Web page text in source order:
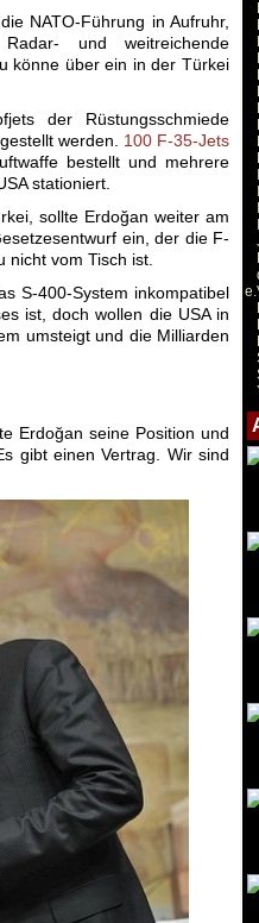
NATO-Führung in Aufruhr,
und weitreichende
könne über ein in der Türkei
der Rüstungsschmiede
werden. 100 F-35-Jets
bestellt und mehrere
stationiert.
sollte Erdoğan weiter am
ein, der die F-
nicht vom Tisch ist.
S-400-System inkompatibel
ist, doch wollen die USA in
umsteigt und die Milliarden
Erdoğan seine Position und
gibt einen Vertrag. Wir sind